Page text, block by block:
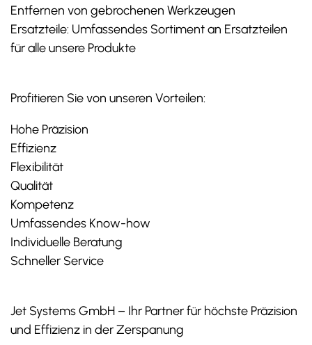
Entfernen von gebrochenen Werkzeugen
Ersatzteile: Umfassendes Sortiment an Ersatzteilen
für alle unsere Produkte
Profitieren Sie von unseren Vorteilen:
Hohe Präzision
Effizienz
Flexibilität
Qualität
Kompetenz
Umfassendes Know-how
Individuelle Beratung
Schneller Service
Jet Systems GmbH – Ihr Partner für höchste Präzision
und Effizienz in der Zerspanung